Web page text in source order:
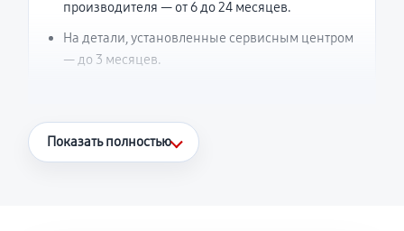
производителя — от 6 до 24 месяцев.
На детали, установленные сервисным центром
— до 3 месяцев.
Что считается гарантийным случаем
Показать полностью